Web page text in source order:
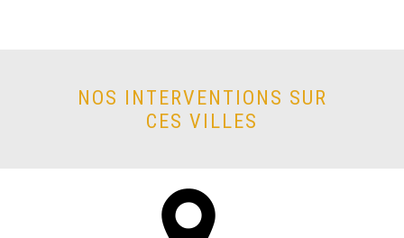
NOS INTERVENTIONS SUR
CES VILLES